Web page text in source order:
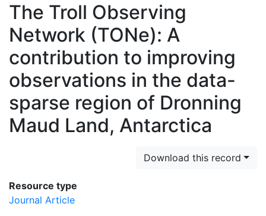
The Troll Observing
Network (TONe): A
contribution to improving
observations in the data-
sparse region of Dronning
Maud Land, Antarctica
Download this record
Resource type
Journal Article